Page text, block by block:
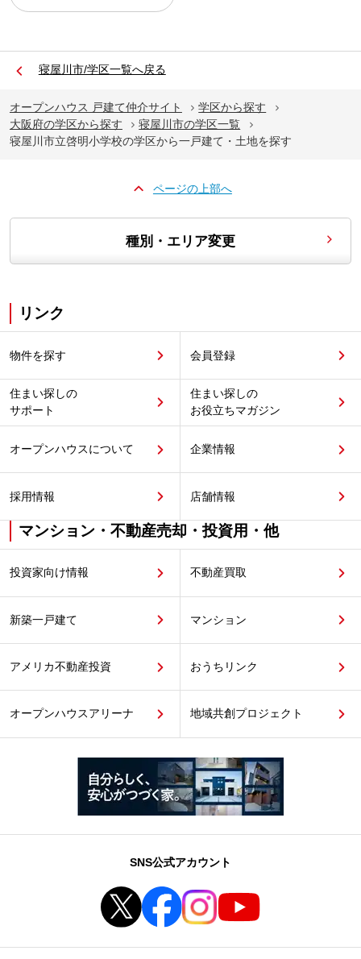
寝屋川市/学区一覧へ戻る
オープンハウス 戸建て仲介サイト
学区から探す
大阪府の学区から探す
寝屋川市の学区一覧
寝屋川市立啓明小学校の学区から一戸建て・土地を探す
ページの上部へ
種別・エリア変更
リンク
物件を探す 会員登録
住まい探しの
サポート
住まい探しの
お役立ちマガジン
オープンハウスについて 企業情報
採用情報 店舗情報
マンション・不動産売却・投資用・他
投資家向け情報 不動産買取
新築一戸建て マンション
アメリカ不動産投資 おうちリンク
オープンハウスアリーナ 地域共創プロジェクト
SNS公式アカウント